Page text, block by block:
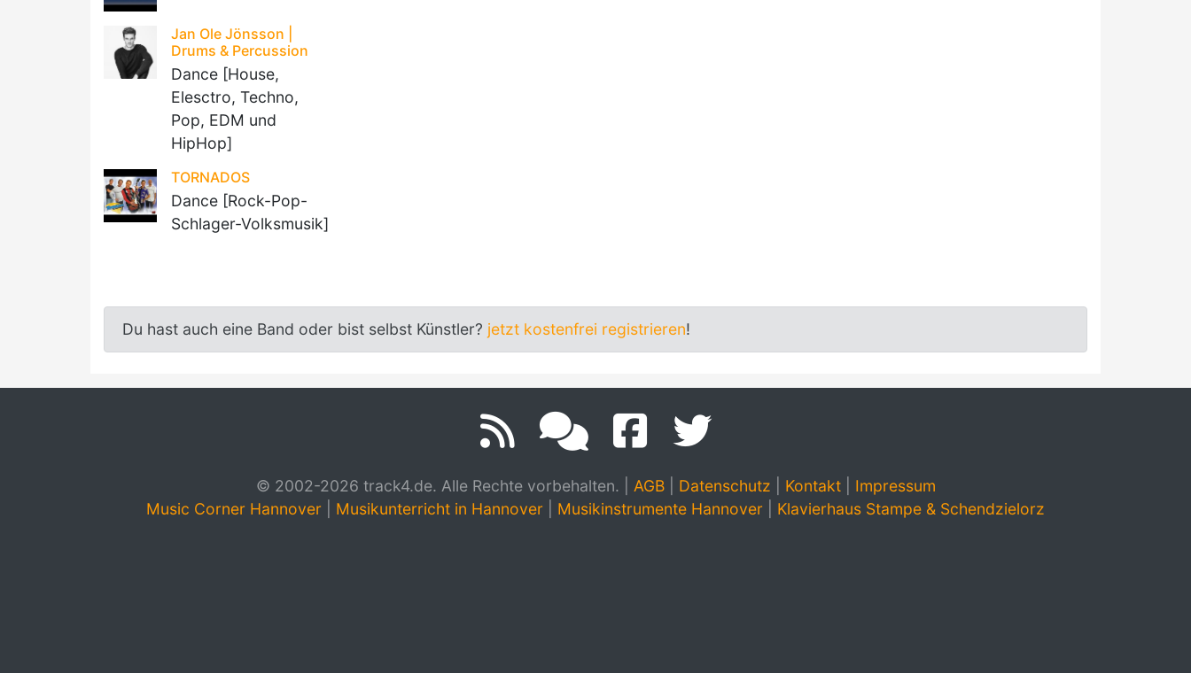
Jan Ole Jönsson |
Drums & Percussion
Dance [House,
Elesctro, Techno,
Pop, EDM und
HipHop]
TORNADOS
Dance [Rock-Pop-
Schlager-Volksmusik]
Du hast auch eine Band oder bist selbst Künstler? jetzt kostenfrei registrieren!
© 2002-2026 track4.de. Alle Rechte vorbehalten. AGB| Datenschutz Kontakt| Impressum
Music Corner Hannover
Musikunterricht in Hannover Musikinstrumente Hannover Klavierhaus Stampe & Schendzielorz